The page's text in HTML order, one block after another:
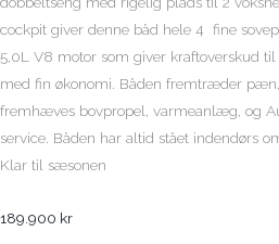
cockpit giver denne båd hele 4 fine
5,0L V8 motor som giver kraftoverskud
med fin økonomi. Båden fremtræder
fremhæves bovpropel, varmeanlæg, og
service. Båden har altid stået indendørs
Klar til sæsonen
189.900 kr